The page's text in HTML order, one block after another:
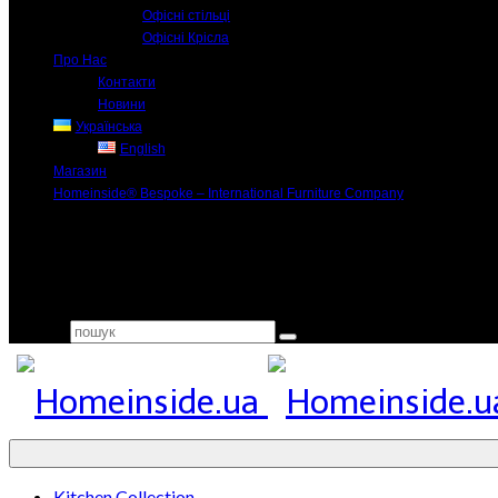
Офісні стільці
Офісні Крісла
Про Нас
Контакти
Новини
Українська
English
Магазин
Homeinside® Bespoke – International Furniture Company